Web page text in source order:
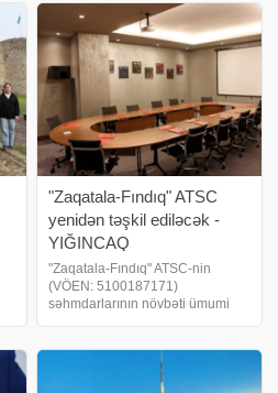
inkişafı üçün maliyyə ekosistemi
qurulmalıdır". Bu barədə -
a İqtisadiyya
"Zaqatala-Fındıq" ATSC
yenidən təşkil ediləcək -
YIĞINCAQ
"Zaqatala-Fındıq" ATSC-nin
(VÖEN: 5100187171)
səhmdarlarının növbəti ümumi
şirkət – LƏĞV EDİLİR. biznes və
maliyyə xəbərləri portalı xəbər